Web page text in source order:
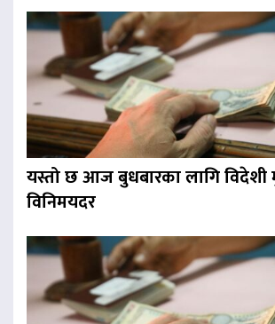
यस्तो छ आज बुधबारका लागि विदेशी
विनिमयदर